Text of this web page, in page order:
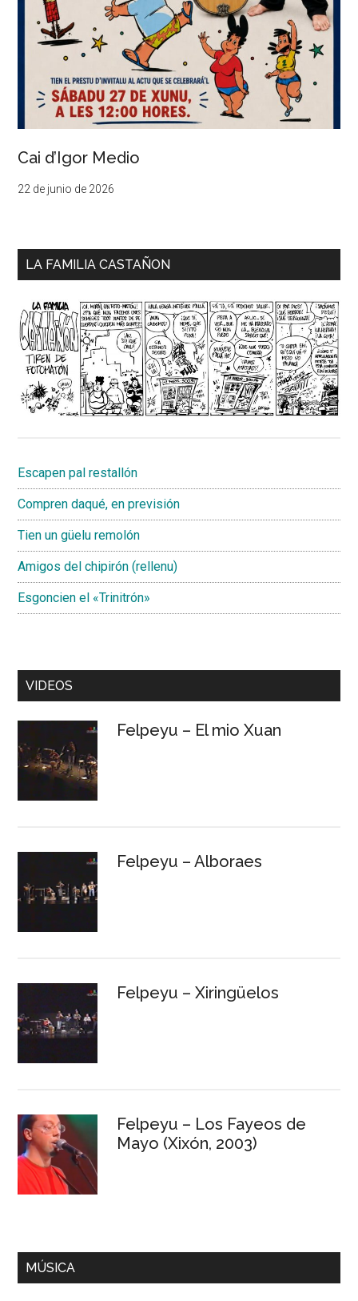
Cai d’Igor Medio
22 de junio de 2026
LA FAMILIA CASTAÑON
Escapen pal restallón
Compren daqué, en previsión
Tien un güelu remolón
Amigos del chipirón (rellenu)
Esgoncien el «Trinitrón»
VIDEOS
Felpeyu – El mio Xuan
Felpeyu – Alboraes
Felpeyu – Xiringüelos
Felpeyu – Los Fayeos de
Mayo (Xixón, 2003)
MÚSICA